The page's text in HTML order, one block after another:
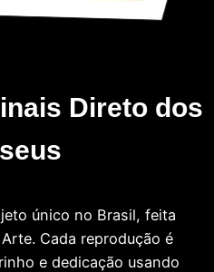
Direto dos
único no Brasil, feita
Cada reprodução é
e dedicação usando